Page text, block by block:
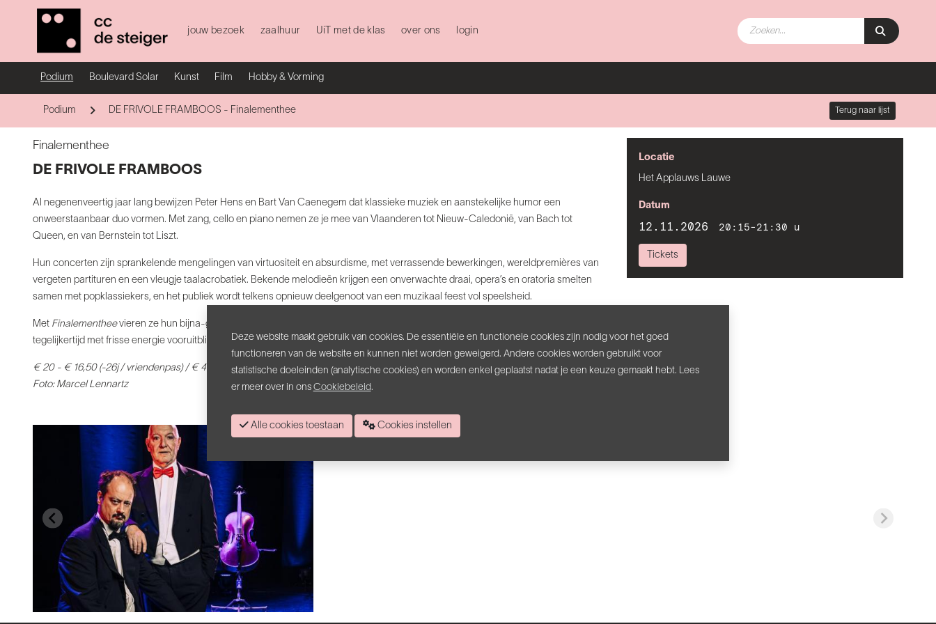
jouw bezoek zaalhuur UiT met de klas over ons login
Podium Boulevard Solar Kunst Film Hobby & Vorming
Podium DE FRIVOLE FRAMBOOS - Finalementhee Terug naar lijst
Finalementhee
DE FRIVOLE FRAMBOOS
Al negenenveertig jaar lang bewijzen Peter Hens en Bart Van Caenegem dat klassieke muziek en aanstekelijke humor een
onweerstaanbaar duo vormen. Met zang, cello en piano nemen ze je mee van Vlaanderen tot Nieuw-Caledonië, van Bach tot
Queen, en van Bernstein tot Liszt.
Hun concerten zijn sprankelende mengelingen van virtuositeit en absurdisme, met verrassende bewerkingen, wereldpremières van
vergeten partituren en een vleugje taalacrobatiek. Bekende melodieën krijgen een onverwachte draai, opera’s en oratoria smelten
samen met popklassiekers, en het publiek wordt telkens opnieuw deelgenoot van een muzikaal feest vol speelsheid.
Met Finalementheevieren ze hun bijna-gouden jubileum:
tegelijkertijd met frisse energie vooruitblikt.
Een theatraal concert dat een viering en eenverrassing is.
€ 20 - € 16,50 (-26j / vriendenpas) / € 4 kansentarief
Foto: Marcel Lennartz
Locatie
Het Applauws Lauwe
Datum
12.11.2026 20:15-21:30 u
Tickets
Deze website maakt gebruik van cookies. De essentiële en functionele cookies zijn nodig voor het goed
functioneren van de website en kunnen niet worden geweigerd. Andere cookies worden gebruikt voor
statistische doeleinden (analytische cookies) en worden enkel geplaatst nadat je een keuze gemaakt hebt. Lees
er meer over in ons Cookiebeleid.
Alle cookies toestaan Cookies instellen